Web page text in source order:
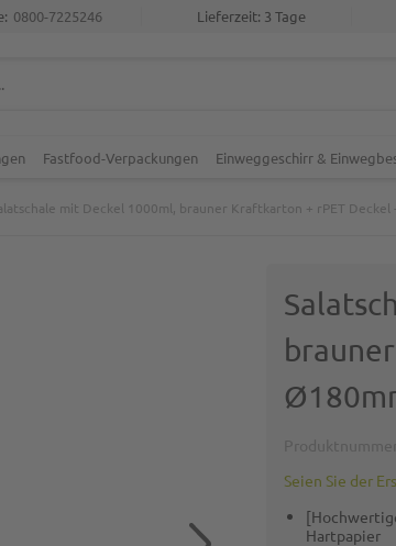
Lieferzeit: 3 Tage
0800-7225246
Fastfood-Verpackungen Einweggeschirr &
mit Deckel 1000ml, brauner Kraftkarton + rPET
Seien Sie der
Hartpapier